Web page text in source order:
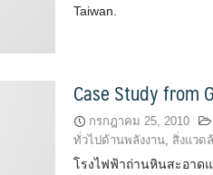
Taiwan.
Case Study from
กรกฎาคม 25, 2010
ทั่วไปด้านพลังงาน สิ่งแวด
โรงไฟฟ้าถ่านหินสะอาดแ